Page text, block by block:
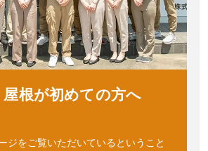
屋根が初めての方へ
ジをご覧いただいているということ